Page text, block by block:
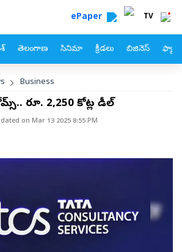
ePaper TV
తెలంగాణ సినిమా క్రీడలు బిజినెస్
Business
రూ. 2,250 కోట్ల డీల్‌
on Mar 13 2025 8:55 PM